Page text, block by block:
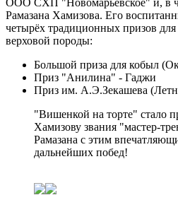
Рамазана Хамизова. Его
четырёх традиционных призов
верховой породы:
Большой приза для кобыл
Приз "Анилина" - Гаджи
Приз им. А.Э.Зекашева
"Вишенкой на торте" стало
Хамизову звания "мастер-
Рамазана с этим
дальнейших побед!